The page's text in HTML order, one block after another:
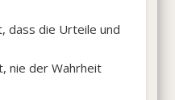
dass die Urteile und
nie der Wahrheit